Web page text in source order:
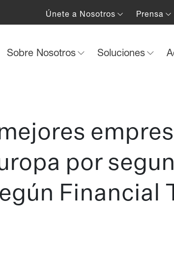
Únete a Nosotros Prensa
Sobre Nosotros Soluciones
por
Financial